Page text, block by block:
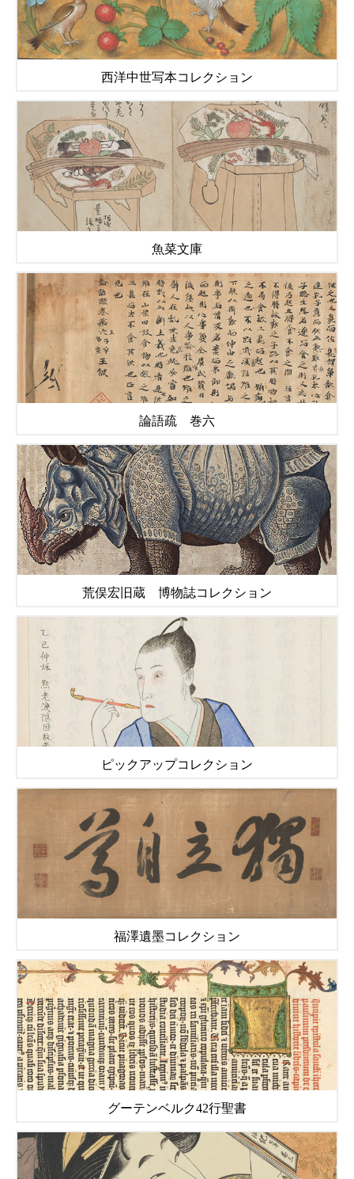
西洋中世写本コレクション
魚菜文庫
論語疏 巻六
荒俣宏旧蔵 博物誌コレクション
ピックアップコレクション
福澤遺墨コレクション
グーテンベルク42行聖書